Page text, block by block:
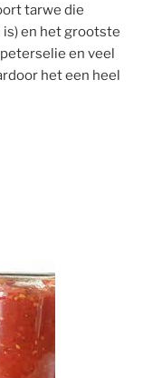
tarwe die
en het grootste
en veel
het een heel